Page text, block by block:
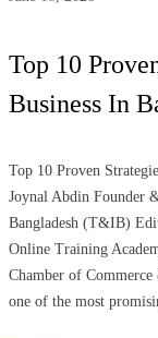
Top 10
Business In
Top 10 Proven
Joynal Abdin Founder
Bangladesh (T&IB)
Online Training
Chamber of
one of the most